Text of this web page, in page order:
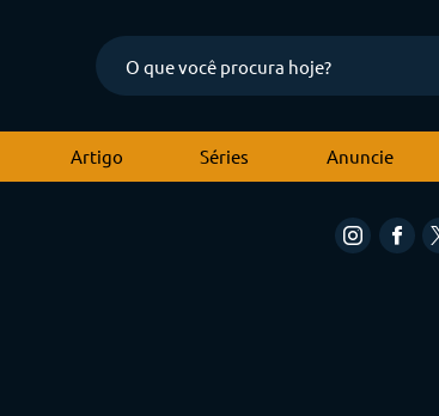
Artigo Séries Anuncie